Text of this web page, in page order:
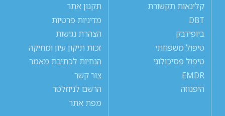
קלינאות תקשורת
DBT
ביופידבק
טיפול משפחתי
טיפול פסיכולוגי
EMDR
היפנוזה
תקנון אתר
מדיניות פרטיות
הצהרת נגישות
זכות תיקון עיון ומחיקה
הנחיות לכתיבת מאמר
צור קשר
הרשם לניוזלטר
מפת אתר